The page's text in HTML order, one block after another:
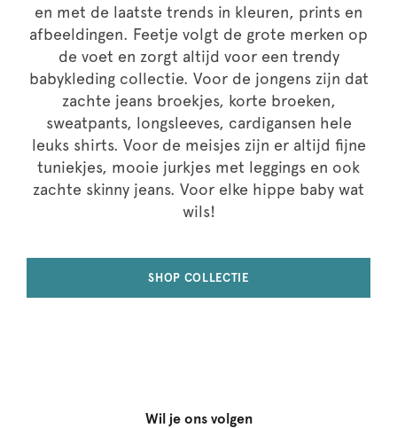
en met de laatste trends in kleuren, prints en
afbeeldingen. Feetje volgt de grote merken op
de voet en zorgt altijd voor een trendy
babykleding collectie. Voor de jongens zijn dat
zachte jeans broekjes, korte broeken,
sweatpants, longsleeves, cardigansen hele
leuks shirts. Voor de meisjes zijn er altijd fijne
tuniekjes, mooie jurkjes met leggings en ook
zachte skinny jeans. Voor elke hippe baby wat
wils!
SHOP COLLECTIE
Wil je ons volgen